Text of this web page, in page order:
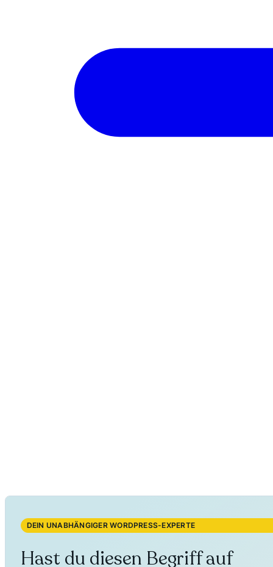
DEIN UNABHÄNGIGER WORDPRESS-EXPERTE
Hast du diesen Begriff auf